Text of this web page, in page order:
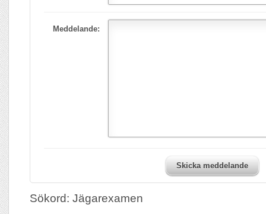
Meddelande:
Skicka meddelande
Sökord: Jägarexamen